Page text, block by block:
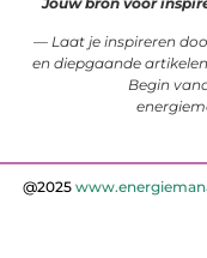
— Laat je inspireren
en diepgaande
Begin
@2025